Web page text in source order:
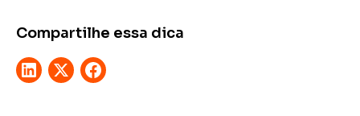
Compartilhe essa dica